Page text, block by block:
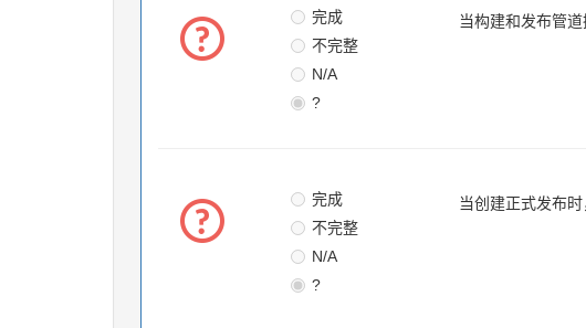
完成
不完整
N/A
?
当构建和发布管
完成
不完整
N/A
?
当创建正式发布